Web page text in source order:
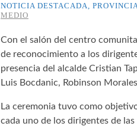
NOTICIA DESTACADA
MEDIO
Con el salón del centro
de reconocimiento a los
presencia del alcalde Cristian
Luis Bocdanic, Robinson
La ceremonia tuvo como
cada uno de los dirigentes de